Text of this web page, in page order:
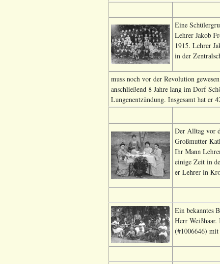
Eine
Lehrer Jakob
1915. Lehrer
in der
muss noch vor der Revolution
anschließend 8 Jahre lang im Dorf
Lungenentzündung. Insgesamt hat er
Der Alltag vor
Großmutter
Ihr Mann
einige Zeit in
er Lehrer in
Ein bekanntes
Herr
(#1006646)